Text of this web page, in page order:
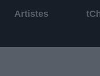
Artistes